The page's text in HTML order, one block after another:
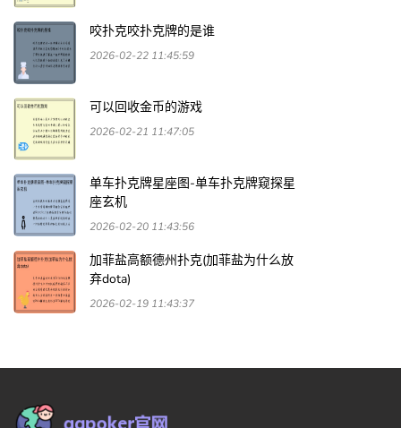
咬扑克咬扑克牌的是谁
2026-02-22 11:45:59
可以回收金币的游戏
2026-02-21 11:47:05
单车扑克牌星座图-单车扑克牌窥探星
座玄机
2026-02-20 11:43:56
加菲盐高额德州扑克(加菲盐为什么放
弃dota)
2026-02-19 11:43:37